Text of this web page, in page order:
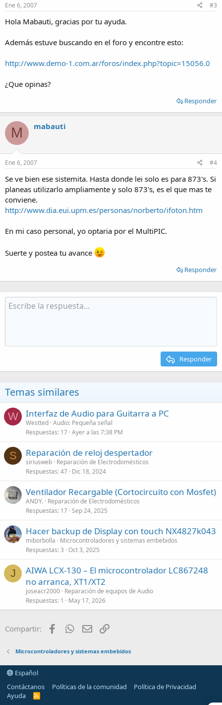
Ene 6, 2007 #3
Hola Mabauti, gracias por tu ayuda.
Además estuve buscando en el foro y encontre esto:
http://www.demo-1.com.ar/foros/index.php?topic=15056.0
¿Que opinas?
Responder
M mabauti
Ene 6, 2007 #4
Se ve bien ese sistemita. Hasta donde lei solo es para 873's. Si
planeas utilizarlo ampliamente y solo 873's, es el que mas te
conviene.
http://www.dia.eui.upm.es/personas/norberto/ifoton.htm
En mi caso personal, yo optaria por el MultiPIC.
Suerte y postea tu avance
Responder
Responder
Temas similares
W Interfaz de Audio para Guitarra a PC
Westted Audio: Pequeña señal
Respuestas 17 Ayer a las 7:38 PM
S Reparación de reloj despertador
siriusweb Reparación de Electrodomésticos
Respuestas 47 Dic 18, 2024
Ventilador Recargable (Cortocircuito con Mosfet)
ANDY. Reparación de Electrodomésticos
Respuestas 17 Sep 24, 2025
Hacer backup de Display con touch NX4827k043
miborbolla
Microcontroladores y sistemas embebidos
Respuestas 3 Oct 3, 2025
J
AIWA LCX-130 – El microcontrolador LC867248
no arranca, XT1/XT2
joseacr2000 Reparación de equipos de Audio
Respuestas 1 May 17, 2026
Compartir: FacebookWhatsApp
Email
Microcontroladores y sistemas embebidos
Español
Contáctanos
Políticas de la comunidad
Política de Privacidad
Ayuda
R